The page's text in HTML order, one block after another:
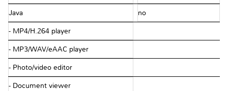
Java no
- MP4/H.264 player
- MP3/WAV/eAAC player
- Photo/video editor
- Document viewer